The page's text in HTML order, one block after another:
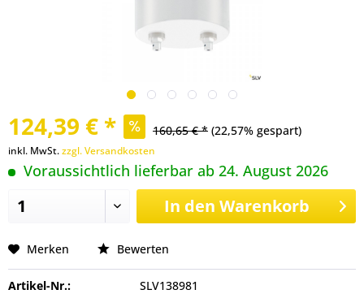
124,39 € * 160,65 € * (22,57% gespart)
inkl. MwSt.zzgl. Versandkosten
Voraussichtlich lieferbar ab 24. August 2026
In den Warenkorb
Merken Bewerten
Artikel-Nr.: SLV138981